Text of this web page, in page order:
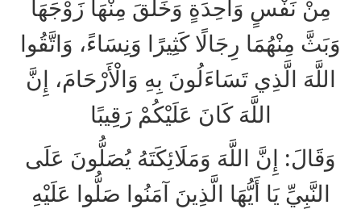
مِنْ نَفْسٍ وَاحِدَةٍ وَخَلَقَ مِنْهَا زَوْجَهَا
وَبَثَّ مِنْهُمَا رِجَالًا كَثِيرًا وَنِسَاءً، وَاتَّقُوا
اللَّهَ الَّذِي تَسَاءَلُونَ بِهِ وَالْأَرْحَامَ، إِنَّ
اللَّهَ كَانَ عَلَيْكُمْ رَقِيبًا
وَقَالَ: إِنَّ اللَّهَ وَمَلَائِكَتَهُ يُصَلُّونَ عَلَى
النَّبِيِّ يَا أَيُّهَا الَّذِينَ آمَنُوا صَلُّوا عَلَيْهِ